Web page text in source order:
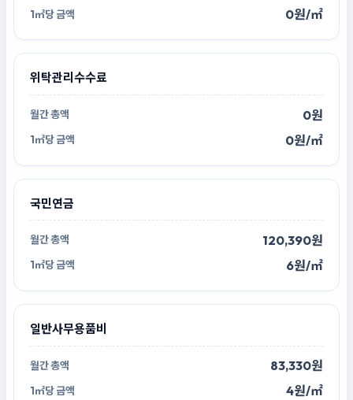
0원/㎡
위탁관리수수료
0원
0원/㎡
국민연금
120,390원
6원/㎡
일반사무용품비
83,330원
4원/㎡